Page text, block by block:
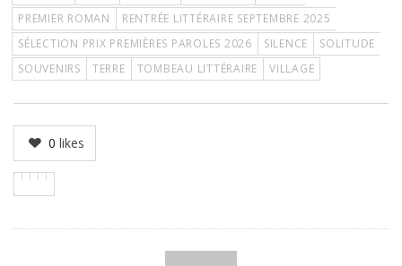
PREMIER ROMAN
RENTRÉE LITTÉRAIRE SEPTEMBRE 2025
SÉLECTION PRIX PREMIÈRES PAROLES 2026
SILENCE
SOLITUDE
SOUVENIRS
TERRE TOMBEAU LITTÉRAIRE VILLAGE
0 likes